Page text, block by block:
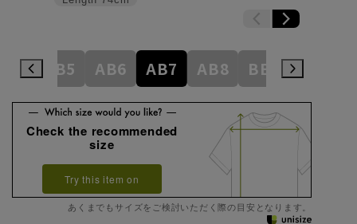
AB5 AB6 AB7 AB8 BE3 BE4
Check the recommended
size
Try this item on
あくまでもサイズをご検討いただく際の目安となります。